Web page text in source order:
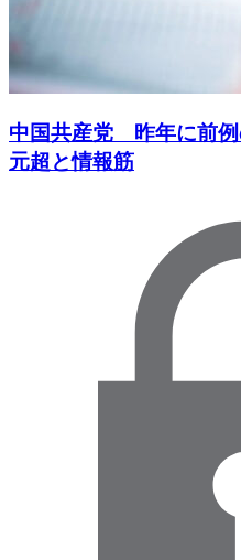
中国共産党 昨年に前
元超と情報筋